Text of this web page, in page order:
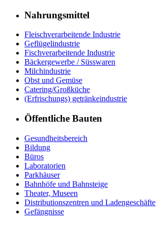
Nahrungsmittel
Fleischverarbeitende Industrie
Geflügelindustrie
Fischverarbeitende Industrie
Bäckergewerbe / Süsswaren
Milchindustrie
Obst und Gemüse
Catering/Großküche
(Erfrischungs) getränkeindustrie
Öffentliche Bauten
Gesundheitsbereich
Bildung
Büros
Laboratorien
Parkhäuser
Bahnhöfe und Bahnsteige
Theater, Museen
Distributionszentren und Ladengeschäfte
Gefängnisse